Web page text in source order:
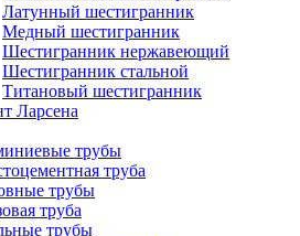
Латунный шестигранник
Медный шестигранник
Шестигранник нержавеющий
Шестигранник стальной
Титановый шестигранник
Ларсена
трубы
труба
трубы
труба
трубы